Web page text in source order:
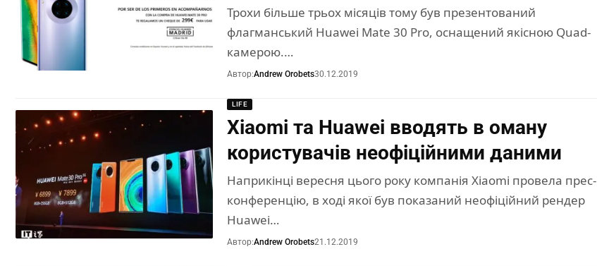
Трохи більше трьох місяців тому був презентований
флагманський Huawei Mate 30 Pro, оснащений якісною Quad-
камерою.…
Автор:Andrew Orobets30.12.2019
LIFE
Xiaomi та Huawei вводять в оману
користувачів неофіційними даними
Наприкінці вересня цього року компанія Xiaomi провела прес-
конференцію, в ході якої був показаний неофіційний рендер
Huawei…
Автор:Andrew Orobets21.12.2019